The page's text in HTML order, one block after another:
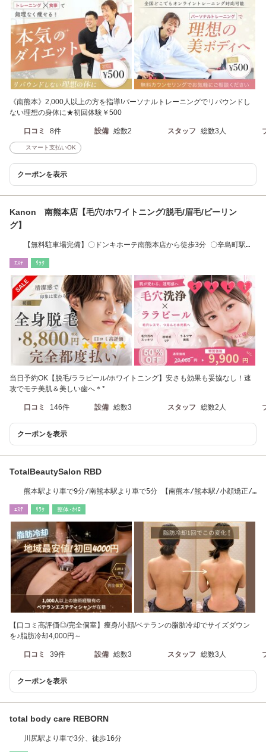
《南熊本》2,000人以上の方を指導!パーソナルトレーニングでリバウンドし
ない理想の身体に★初回体験￥500
口コミ 8件 設備 総数2 スタッフ 総数3人
スマート支払いOK
クーポンを表示
Kanon 南熊本店【毛穴/ホワイトニング/脱毛/眉毛/ピーリン
グ】
【無料駐車場完備】〇ドンキホーテ南熊本店から徒歩3分 〇辛島町駅か
ｴｽﾃ ﾘﾗｸ
当日予約OK【脱毛/ララピール/ホワイトニング】安さも効果も妥協なし！速
攻でモテ美肌＆美しい歯へ＊*
口コミ 146件 設備 総数3 スタッフ 総数2人
クーポンを表示
TotalBeautySalon RBD
熊本駅より車で9分/南熊本駅より車で5分 【南熊本/熊本駅/小顔矯正/
ｴｽﾃ ﾘﾗｸ 整体･ｶｲﾛ
【口コミ高評価◎/完全個室】痩身/小顔/ベテランの脂肪冷却でサイズダウン
を♪脂肪冷却4,000円～
口コミ 39件 設備 総数3 スタッフ 総数3人
クーポンを表示
total body care REBORN
川尻駅より車で3分、徒歩16分